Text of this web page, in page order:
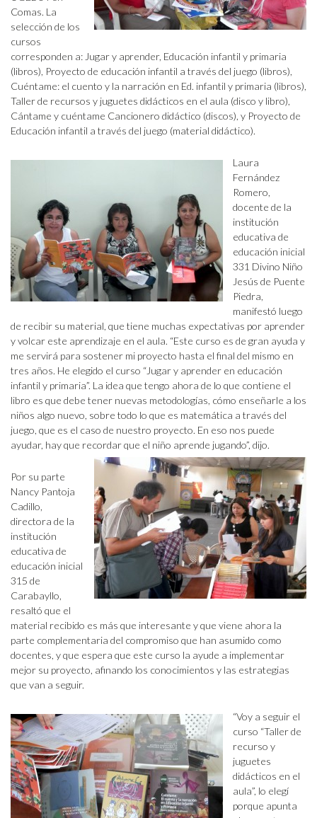
Comas. La
selección de los
cursos
corresponden a: Jugar y aprender, Educación infantil y primaria
(libros), Proyecto de educación infantil a través del juego (libros),
Cuéntame: el cuento y la narración en Ed. infantil y primaria (libros),
Taller de recursos y juguetes didácticos en el aula (disco y libro),
Cántame y cuéntame Cancionero didáctico (discos), y Proyecto de
Educación infantil a través del juego (material didáctico).
Laura
Fernández
Romero,
docente de la
institución
educativa de
educación inicial
331 Divino Niño
Jesús de Puente
Piedra,
manifestó luego
de recibir su material, que tiene muchas expectativas por aprender
y volcar este aprendizaje en el aula. “Este curso es de gran ayuda y
me servirá para sostener mi proyecto hasta el final del mismo en
tres años. He elegido el curso “Jugar y aprender en educación
infantil y primaria”. La idea que tengo ahora de lo que contiene el
libro es que debe tener nuevas metodologías, cómo enseñarle a los
niños algo nuevo, sobre todo lo que es matemática a través del
juego, que es el caso de nuestro proyecto. En eso nos puede
ayudar, hay que recordar que el niño aprende jugando”, dijo.
Por su parte
Nancy Pantoja
Cadillo,
directora de la
institución
educativa de
educación inicial
315 de
Carabayllo,
resaltó que el
material recibido es más que interesante y que viene ahora la
parte complementaria del compromiso que han asumido como
docentes, y que espera que este curso la ayude a implementar
mejor su proyecto, afinando los conocimientos y las estrategias
que van a seguir.
“Voy a seguir el
curso “Taller de
recurso y
juguetes
didácticos en el
aula”, lo elegí
porque apunta